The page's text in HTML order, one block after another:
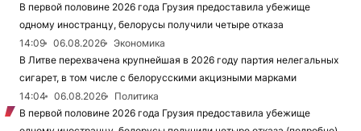
В первой половине 2026 года Грузия предоставила убежище
одному иностранцу, белорусы получили четыре отказа
14:09
06.08.2026
Экономика
В Литве перехвачена крупнейшая в 2026 году партия нелегальных
сигарет, в том числе с белорусскими акцизными марками
14:04
06.08.2026
Политика
В первой половине 2026 года Грузия предоставила убежище